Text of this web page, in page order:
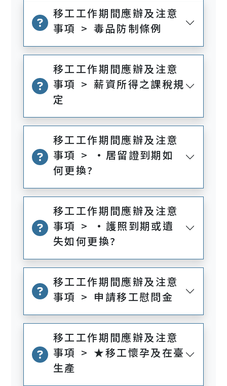
移工工作期間應辦及注意
事項 > 毒品防制條例
移工工作期間應辦及注意
事項 > 薪資所得之課稅規
定
移工工作期間應辦及注意
事項 > •居留證到期如
何更換?
移工工作期間應辦及注意
事項 > •護照到期或遺
失如何更換?
移工工作期間應辦及注意
事項 > 申請移工慰問金
移工工作期間應辦及注意
事項 > ★移工懷孕及在臺
生產